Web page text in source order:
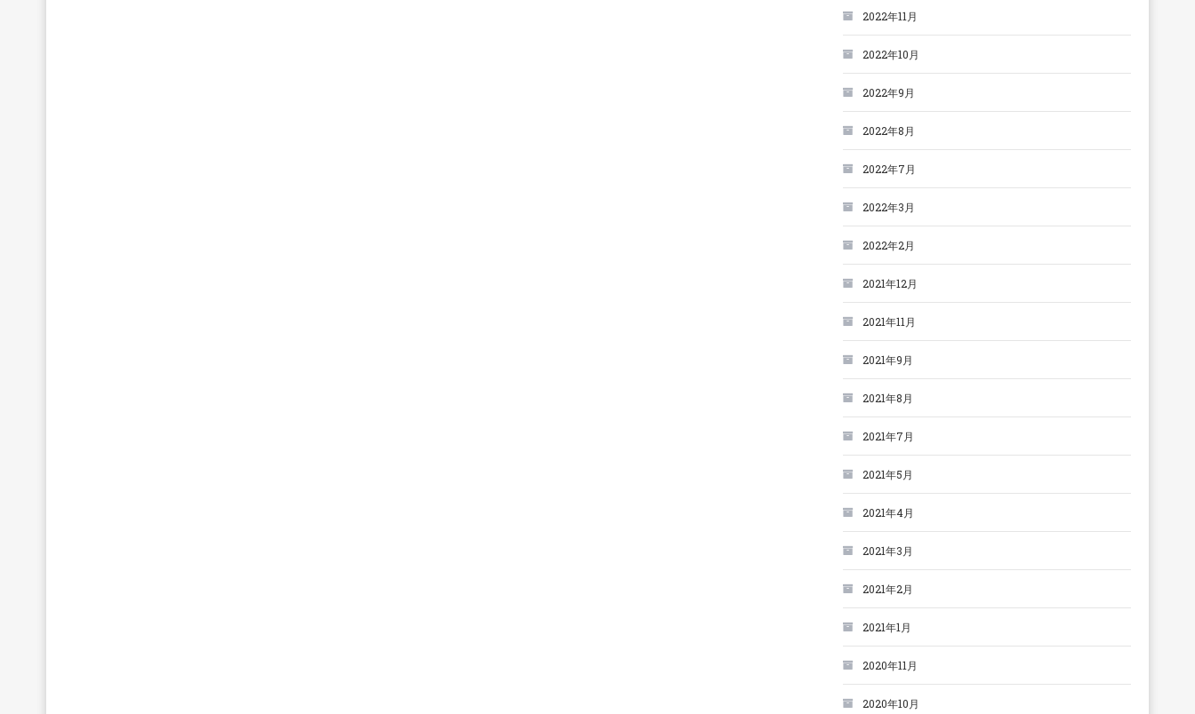
2022年11月
2022年10月
2022年9月
2022年8月
2022年7月
2022年3月
2022年2月
2021年12月
2021年11月
2021年9月
2021年8月
2021年7月
2021年5月
2021年4月
2021年3月
2021年2月
2021年1月
2020年11月
2020年10月